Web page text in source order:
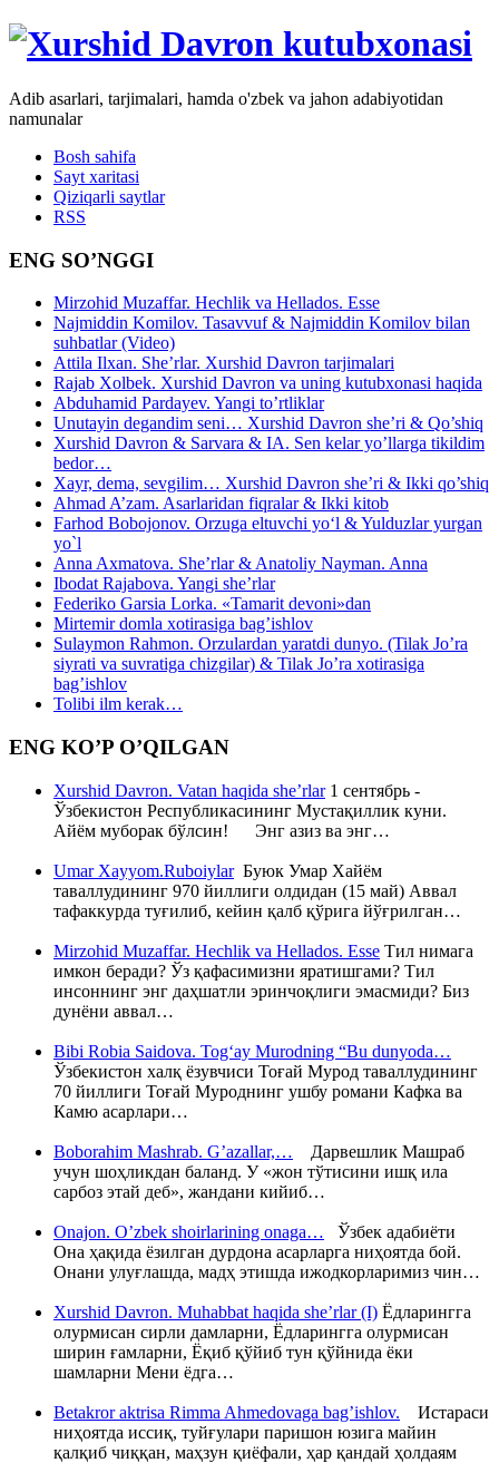
Adib asarlari, tarjimalari, hamda o'zbek va jahon adabiyotidan
namunalar
Bosh sahifa
Sayt xaritasi
Qiziqarli saytlar
RSS
ENG SO’NGGI
Mirzohid Muzaffar. Hechlik va Hellados. Esse
Najmiddin Komilov. Tasavvuf & Najmiddin Komilov bilan
suhbatlar (Video)
Attila Ilxan. She’rlar. Xurshid Davron tarjimalari
Rajab Xolbek. Xurshid Davron va uning kutubxonasi haqida
Abduhamid Pardayev. Yangi to’rtliklar
Unutayin degandim seni… Xurshid Davron she’ri & Qo’shiq
Xurshid Davron & Sarvara & IA. Sen kelar yo’llarga tikildim
bedor…
Xayr, dema, sevgilim… Xurshid Davron she’ri & Ikki qo’shiq
Ahmad A’zam. Asarlaridan fiqralar & Ikki kitob
Farhod Bobojonov. Orzuga eltuvchi yo‘l & Yulduzlar yurgan
yo`l
Anna Axmatova. She’rlar & Anatoliy Nayman. Anna
Ibodat Rajabova. Yangi she’rlar
Federiko Garsia Lorka. «Tamarit devoni»dan
Mirtemir domla xotirasiga bag’ishlov
Sulaymon Rahmon. Orzulardan yaratdi dunyo. (Tilak Jo’ra
siyrati va suvratiga chizgilar) & Tilak Jo’ra xotirasiga
bag’ishlov
Tolibi ilm kerak…
ENG KO’P O’QILGAN
Xurshid Davron. Vatan haqida she’rlar1 сентябрь -
Ўзбекистон Республикасининг Мустақиллик куни.
Айём муборак бўлсин! Энг азиз ва энг…
Umar Xayyom.RuboiylarБуюк Умар Хайём
таваллудининг 970 йиллиги олдидан (15 май) Аввал
тафаккурда туғилиб, кейин қалб қўрига йўғрилган…
Mirzohid Muzaffar. Hechlik va Hellados. Esse Тил нимага
имкон беради? Ўз қафасимизни яратишгами? Тил
инсоннинг энг даҳшатли эринчоқлиги эмасмиди? Биз
дунёни аввал…
Bibi Robia Saidova. Tog‘ay Murodning “Bu dunyoda…
Ўзбекистон халқ ёзувчиси Тоғай Мурод таваллудининг
70 йиллиги Тоғай Муроднинг ушбу романи Кафка ва
Камю асарлари…
Boborahim Mashrab. G’azallar,… Дарвешлик Машраб
учун шоҳликдан баланд. У «жон тўтисини ишқ ила
сарбоз этай деб», жандани кийиб…
Onajon. O’zbek shoirlarining onaga… Ўзбек адабиёти
Она ҳақида ёзилган дурдона асарларга ниҳоятда бой.
Онани улуғлашда, мадҳ этишда ижодкорларимиз чин…
Xurshid Davron. Muhabbat haqida she’rlar (I) Ёдларингга
олурмисан сирли дамларни, Ёдларингга олурмисан
ширин ғамларни, Ёқиб қўйиб тун қўйнида ёки
шамларни Мени ёдга…
Betakror aktrisa Rimma Ahmedovaga bag’ishlov. Истараси
ниҳоятда иссиқ, туйғулари паришон юзига майин
қалқиб чиққан, маҳзун қиёфали, ҳар қандай ҳолдаям